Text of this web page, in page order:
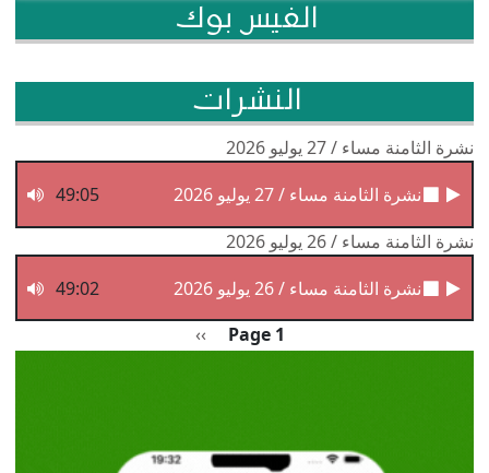
الفيس بوك
النشرات
نشرة الثامنة مساء / 27 يوليو 2026
نشرة الثامنة مساء / 27 يوليو 2026
49:05
نشرة الثامنة مساء / 26 يوليو 2026
نشرة الثامنة مساء / 26 يوليو 2026
49:02
Page 1 الصفحة التالية
››